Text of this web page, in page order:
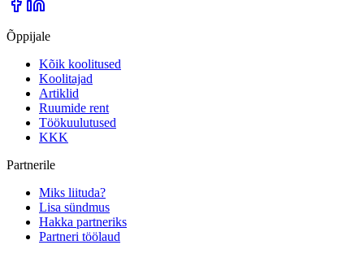
Õppijale
Kõik koolitused
Koolitajad
Artiklid
Ruumide rent
Töökuulutused
KKK
Partnerile
Miks liituda?
Lisa sündmus
Hakka partneriks
Partneri töölaud